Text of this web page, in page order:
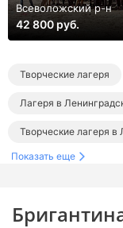
Всеволожский р-н
42 800 руб.
Творческие лагеря
Лагеря в
Творческие лагеря в
Тематические лагеря
Показать еще